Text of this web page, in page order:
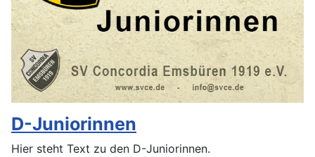
D-Juniorinnen
Hier steht Text zu den D-Juniorinnen.